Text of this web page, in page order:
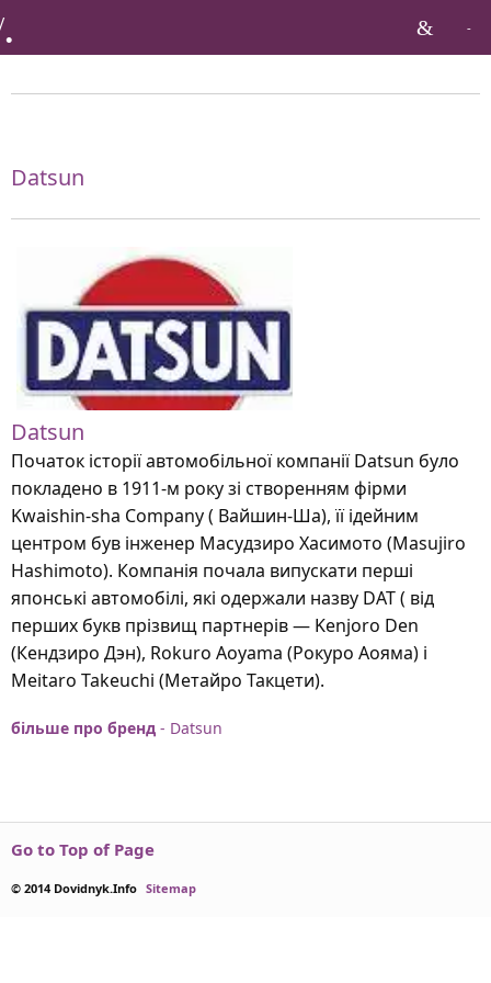
Datsun
Datsun
Початок історії автомобільної компанії Datsun було
покладено в 1911-м року зі створенням фірми
Kwaishin-sha Company ( Вайшин-Ша), її ідейним
центром був інженер Масудзиро Хасимото (Masujiro
Hashimoto). Компанія почала випускати перші
японські автомобілі, які одержали назву DAT ( від
перших букв прізвищ партнерів — Kenjoro Den
(Кендзиро Дэн), Rokuro Aoyama (Рокуро Аояма) і
Meitaro Takeuchi (Метайро Такцети).
більше про бренд - Datsun
Go to Top of Page
© 2014 Dovidnyk.Info Sitemap